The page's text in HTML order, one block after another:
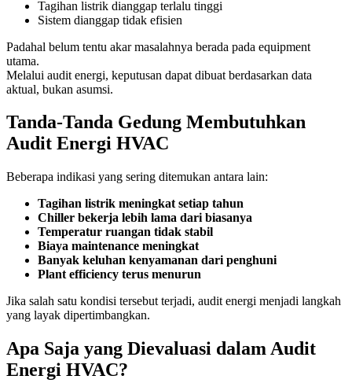
Tagihan listrik dianggap terlalu tinggi
Sistem dianggap tidak efisien
Padahal belum tentu akar masalahnya berada pada equipment
utama.
Melalui audit energi, keputusan dapat dibuat berdasarkan data
aktual, bukan asumsi.
Tanda-Tanda Gedung Membutuhkan
Audit Energi HVAC
Beberapa indikasi yang sering ditemukan antara lain:
Tagihan listrik meningkat setiap tahun
Chiller bekerja lebih lama dari biasanya
Temperatur ruangan tidak stabil
Biaya maintenance meningkat
Banyak keluhan kenyamanan dari penghuni
Plant efficiency terus menurun
Jika salah satu kondisi tersebut terjadi, audit energi menjadi langkah
yang layak dipertimbangkan.
Apa Saja yang Dievaluasi dalam Audit
Energi HVAC?